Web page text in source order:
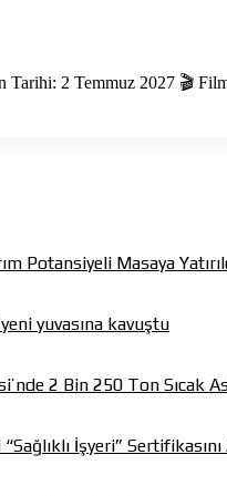
Tarihi: 2 Temmuz 2027 🎬
Potansiyeli Masaya
yuvasına kavuştu
2 Bin 250 Ton Sıcak
İşyeri” Sertifikasını